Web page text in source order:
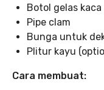
Botol gelas
Pipe clam
Bunga untuk
Plitur kayu
Cara membuat: